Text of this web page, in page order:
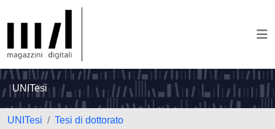
UNITesi
UNITesi
Tesi di dottorato